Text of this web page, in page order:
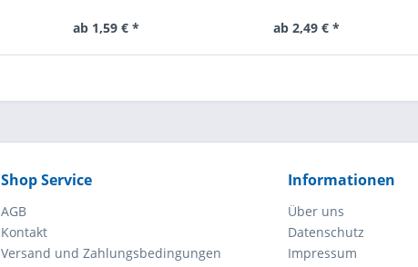
ab 1,59 € * ab 2,49 € *
Shop Service
AGB
Kontakt
Versand und Zahlungsbedingungen
Informationen
Über uns
Datenschutz
Impressum